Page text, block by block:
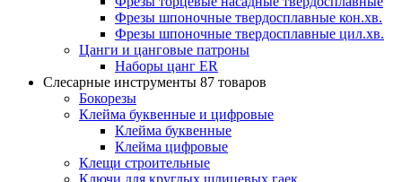
Фрезы шпоночные твердосплавные кон.хв.
Фрезы шпоночные твердосплавные цил.хв.
Цанги и цанговые патроны
Наборы цанг ER
Слесарные инструменты 87 товаров
Бокорезы
Клейма буквенные и цифровые
Клейма буквенные
Клейма цифровые
Клещи строительные
Ключи для круглых шлицевых гаек